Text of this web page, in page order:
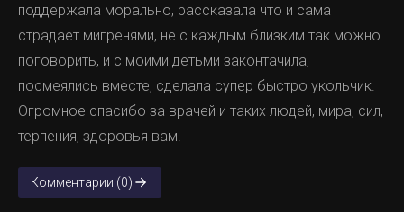
поддержала морально, рассказала что и сама
страдает мигренями, не с каждым близким так можно
поговорить, и с моими детьми законтачила,
посмеялись вместе, сделала супер быстро укольчик.
Огромное спасибо за врачей и таких людей, мира, сил,
терпения, здоровья вам.
Комментарии (0)